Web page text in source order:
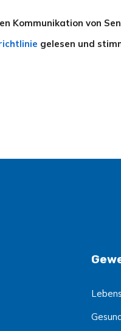
Kommunikation von
gelesen und